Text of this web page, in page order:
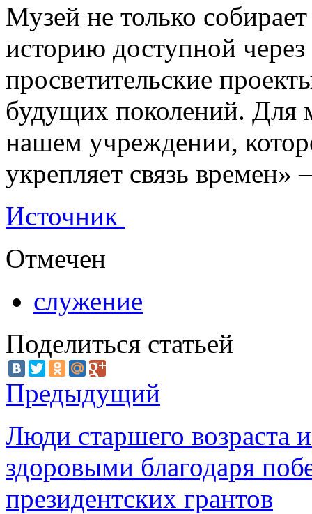
Музей не только
историю доступной
просветительские
будущих поколений. Для
нашем учреждении,
укрепляет связь
Источник
Отмечен
служение
Поделиться статьей
Предыдущий
Люди старшего возраста
здоровыми благодаря
президентских грантов